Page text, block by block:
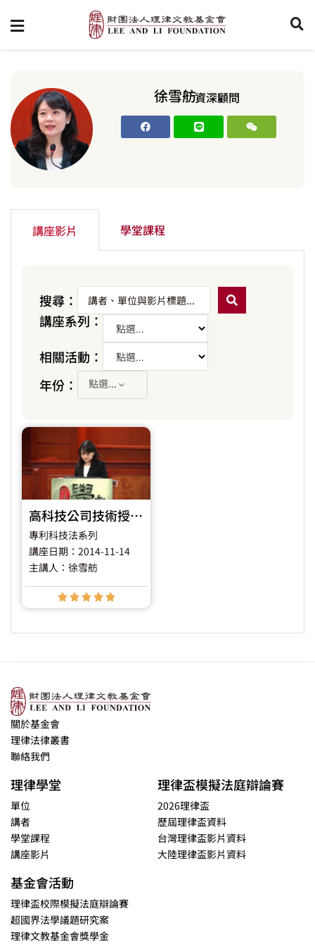
徐雪舫資深顧問
講座影片 學堂課程
搜尋：
講座系列：
相關活動：
年份：
點選...
高科技公司技術授權契約與實務
專利科技法系列
講座日期：2014-11-14
主講人：徐雪舫
    
關於基金會
理律法律叢書
聯絡我們
理律學堂
單位
講者
學堂課程
講座影片
理律盃模擬法庭辯論賽
2026理律盃
歷屆理律盃資料
台灣理律盃影片資料
大陸理律盃影片資料
基金會活動
理律盃校際模擬法庭辯論賽
超國界法學議題研究案
理律文教基金會獎學金